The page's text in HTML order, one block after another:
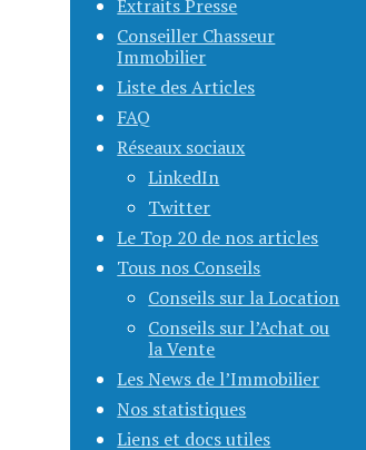
Extraits Presse
Conseiller Chasseur
Immobilier
Liste des Articles
FAQ
Réseaux sociaux
LinkedIn
Twitter
Le Top 20 de nos articles
Tous nos Conseils
Conseils sur la Location
Conseils sur l’Achat ou
la Vente
Les News de l’Immobilier
Nos statistiques
Liens et docs utiles